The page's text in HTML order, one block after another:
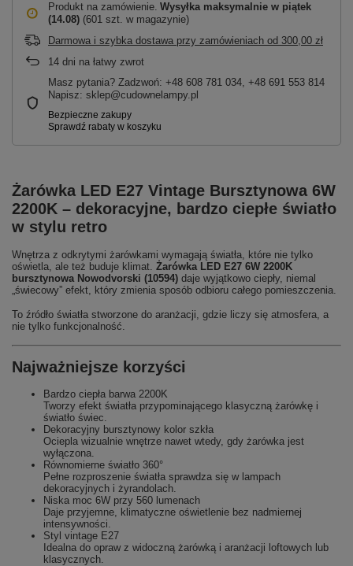
Produkt na zamówienie Wysyłka maksymalnie w piątek
(14.08) (601 szt. w magazynie)
Darmowa i szybka dostawa przy zamówieniach od 300,00 zł
14 dni na łatwy zwrot
Masz pytania? Zadzwoń: +48 608 781 034, +48 691 553 814
Napisz: sklep@cudownelampy.pl
Żarówka LED E27 Vintage Bursztynowa 6W
2200K – dekoracyjne, bardzo ciepłe światło
w stylu retro
Wnętrza z odkrytymi żarówkami wymagają światła, które nie tylko
oświetla, ale też buduje klimat. Żarówka LED E27 6W 2200K
bursztynowa Nowodvorski (10594) daje wyjątkowo ciepły, niemal
„świecowy” efekt, który zmienia sposób odbioru całego pomieszczenia.
To źródło światła stworzone do aranżacji, gdzie liczy się atmosfera, a
nie tylko funkcjonalność.
Najważniejsze korzyści
Bardzo ciepła barwa 2200K
Tworzy efekt światła przypominającego klasyczną żarówkę i
światło świec.
Dekoracyjny bursztynowy kolor szkła
Ociepla wizualnie wnętrze nawet wtedy, gdy żarówka jest
wyłączona.
Równomierne światło 360°
Pełne rozproszenie światła sprawdza się w lampach
dekoracyjnych i żyrandolach.
Niska moc 6W przy 560 lumenach
Daje przyjemne, klimatyczne oświetlenie bez nadmiernej
intensywności.
Styl vintage E27
Idealna do opraw z widoczną żarówką i aranżacji loftowych lub
klasycznych.